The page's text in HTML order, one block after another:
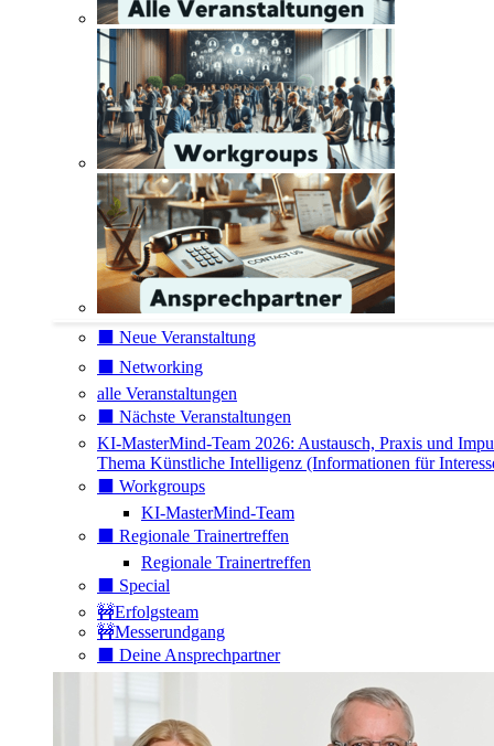
⬛️ Neue Veranstaltung
⬛️ Networking
alle Veranstaltungen
⬛️ Nächste Veranstaltungen
KI-MasterMind-Team 2026: Austausch, Praxis und
Thema Künstliche Intelligenz (Informationen für
⬛️ Workgroups
KI-MasterMind-Team
⬛️ Regionale Trainertreffen
Regionale Trainertreffen
⬛️ Special
🚧Erfolgsteam
🚧Messerundgang
⬛️ Deine Ansprechpartner